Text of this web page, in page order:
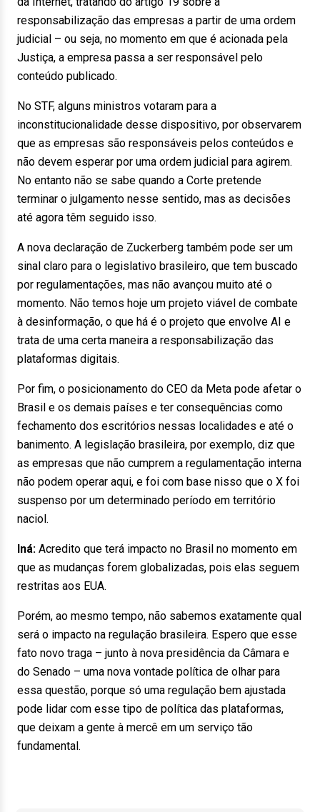
responsabilização das empresas a partir de uma ordem
judicial – ou seja, no momento em que é acionada pela
Justiça, a empresa passa a ser responsável pelo
conteúdo publicado.
No STF, alguns ministros votaram para a
inconstitucionalidade desse dispositivo, por observarem
que as empresas são responsáveis pelos conteúdos e
não devem esperar por uma ordem judicial para agirem.
No entanto não se sabe quando a Corte pretende
terminar o julgamento nesse sentido, mas as decisões
até agora têm seguido isso.
A nova declaração de Zuckerberg também pode ser um
sinal claro para o legislativo brasileiro, que tem buscado
por regulamentações, mas não avançou muito até o
momento. Não temos hoje um projeto viável de combate
à desinformação, o que há é o projeto que envolve AI e
trata de uma certa maneira a responsabilização das
plataformas digitais.
Por fim, o posicionamento do CEO da Meta pode afetar o
Brasil e os demais países e ter consequências como
fechamento dos escritórios nessas localidades e até o
banimento. A legislação brasileira, por exemplo, diz que
as empresas que não cumprem a regulamentação interna
não podem operar aqui, e foi com base nisso que o X foi
suspenso por um determinado período em território
naciol.
Iná: Acredito que terá impacto no Brasil no momento em
que as mudanças forem globalizadas, pois elas seguem
restritas aos EUA.
Porém, ao mesmo tempo, não sabemos exatamente qual
será o impacto na regulação brasileira. Espero que esse
fato novo traga – junto à nova presidência da Câmara e
do Senado – uma nova vontade política de olhar para
essa questão, porque só uma regulação bem ajustada
pode lidar com esse tipo de política das plataformas,
que deixam a gente à mercê em um serviço tão
fundamental.